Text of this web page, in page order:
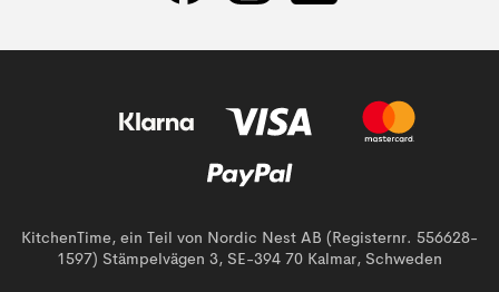
KitchenTime, ein Teil von Nordic Nest AB (Registernr. 556628-
1597) Stämpelvägen 3, SE-394 70 Kalmar, Schweden